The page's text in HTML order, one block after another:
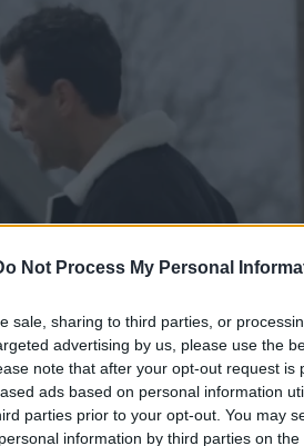
Not Process My Personal
sale, sharing to third parties, or
advertising by us, please use the
note that after your opt-out request is
ads based on personal information
parties prior to your opt-out. You may
information by third parties on the